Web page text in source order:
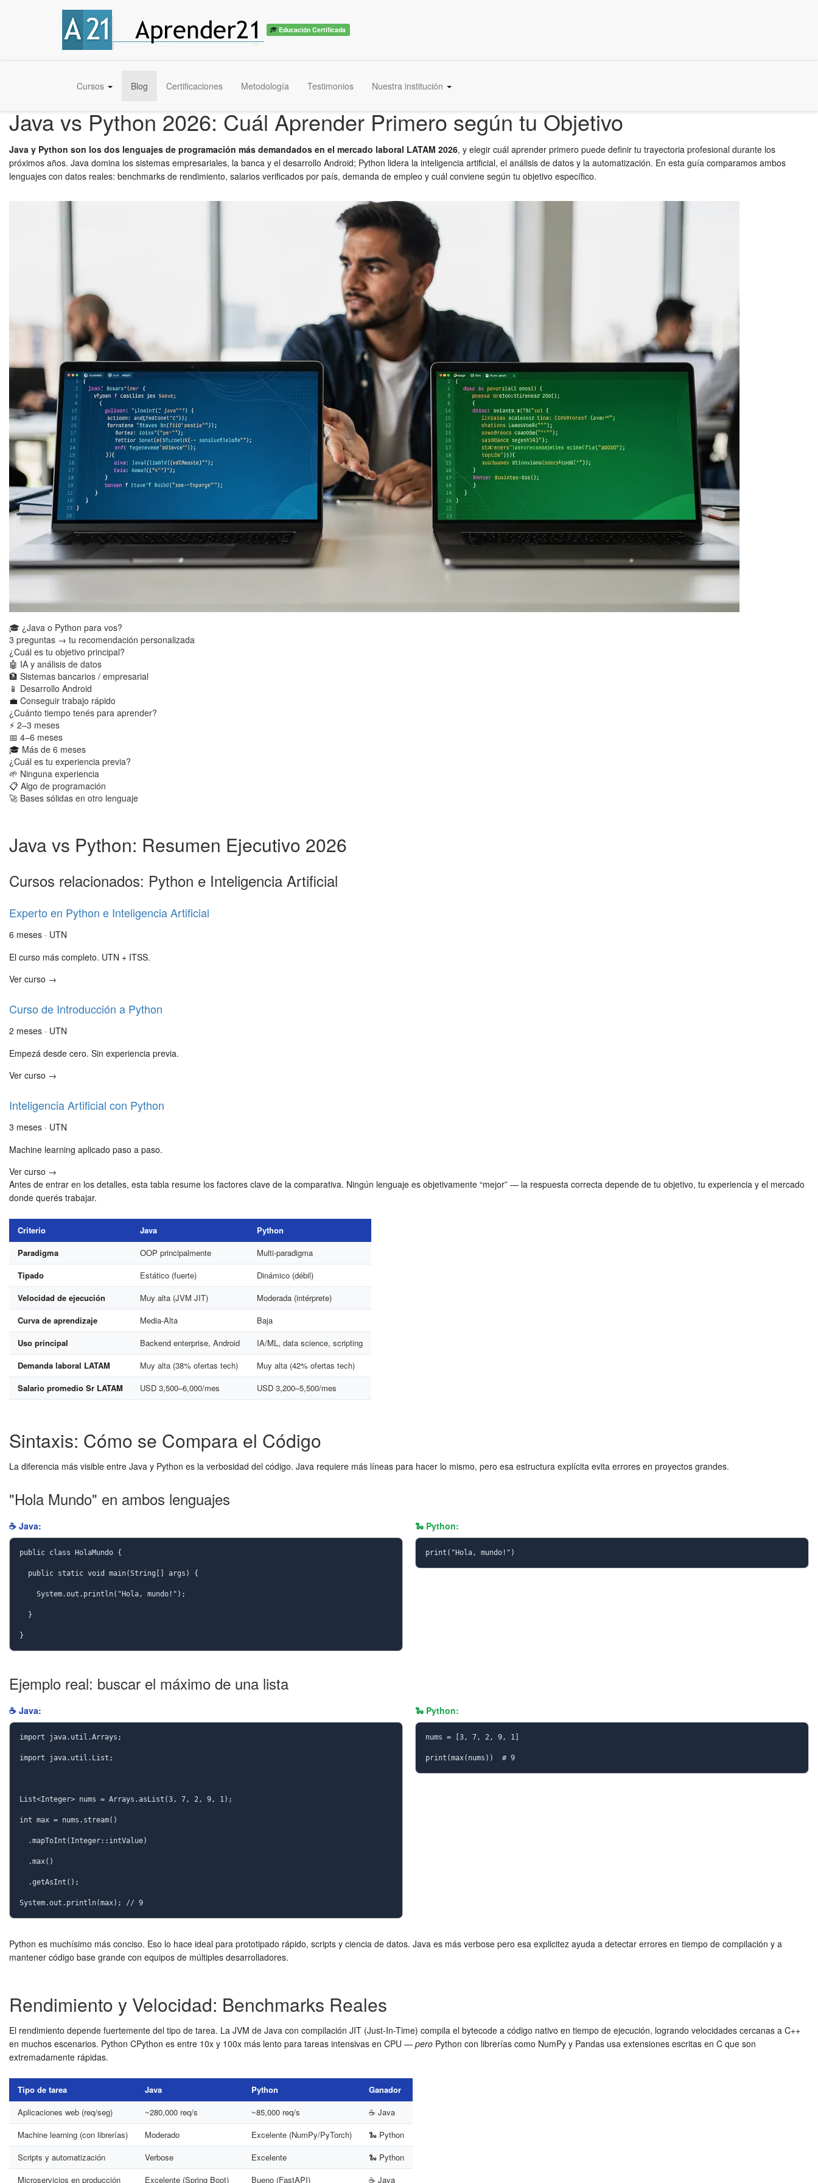
Educación Certificada
Cursos Blog Certificaciones Metodología Testimonios Nuestra institución
Java vs Python 2026: Cuál Aprender Primero según tu Objetivo
Java y Python son los dos lenguajes de programación más demandados en el mercado laboral LATAM 2026, y elegir cuál aprender primero puede definir tu trayectoria profesional durante los
próximos años. Java domina los sistemas empresariales, la banca y el desarrollo Android; Python lidera la inteligencia artificial, el análisis de datos y la automatización. En esta guía comparamos ambos
lenguajes con datos reales: benchmarks de rendimiento, salarios verificados por país, demanda de empleo y cuál conviene según tu objetivo específico.
🎓 ¿Java o Python para vos?
3 preguntas → tu recomendación personalizada
¿Cuál es tu objetivo principal?
🤖 IA y análisis de datos
🏦 Sistemas bancarios / empresarial
📱 Desarrollo Android
💼 Conseguir trabajo rápido
¿Cuánto tiempo tenés para aprender?
⚡ 2–3 meses
📅 4–6 meses
🎓 Más de 6 meses
¿Cuál es tu experiencia previa?
🌱 Ninguna experiencia
📋 Algo de programación
🚀 Bases sólidas en otro lenguaje
Java vs Python: Resumen Ejecutivo 2026
Cursos relacionados: Python e Inteligencia Artificial
Experto en Python e Inteligencia Artificial
6 meses · UTN
El curso más completo. UTN + ITSS.
Ver curso →
Curso de Introducción a Python
2 meses · UTN
Empezá desde cero. Sin experiencia previa.
Ver curso →
Inteligencia Artificial con Python
3 meses · UTN
Machine learning aplicado paso a paso.
Ver curso →
Antes de entrar en los detalles, esta tabla resume los factores clave de la comparativa. Ningún lenguaje es objetivamente “mejor” — la respuesta correcta depende de tu objetivo, tu experiencia y el mercado
donde querés trabajar.
Criterio Java
Python
Paradigma
OOP principalmente
Multi-paradigma
Tipado
Estático (fuerte)
Dinámico (débil)
Velocidad de ejecución
Muy alta (JVM JIT)
Moderada (intérprete)
Curva de aprendizaje
Media-Alta
Baja
Uso principal
Backend enterprise, Android
IA/ML, data science, scripting
Demanda laboral LATAM
Muy alta (38% ofertas tech)
Muy alta (42% ofertas tech)
Salario promedio Sr LATAM
USD 3,500–6,000/mes USD 3,200–5,500/mes
Sintaxis: Cómo se Compara el Código
La diferencia más visible entre Java y Python es la verbosidad del código. Java requiere más líneas para hacer lo mismo, pero esa estructura explícita evita errores en proyectos grandes.
"Hola Mundo" en ambos lenguajes
☕ Java:
public class HolaMundo {
}
🐍 Python:
print("Hola, mundo!")
Ejemplo real: buscar el máximo de una lista
☕ Java:
import java.util.Arrays;
import java.util.List;
List<Integer> nums = Arrays.asList(3, 7, 2, 9, 1);
int max = nums.stream()
System.out.println(max); // 9
🐍 Python:
nums = [3, 7, 2, 9, 1]
print(max(nums))  # 9
Python es muchísimo más conciso. Eso lo hace ideal para prototipado rápido, scripts y ciencia de datos. Java es más verbose pero esa explicitez ayuda a detectar errores en tiempo de compilación y a
mantener código base grande con equipos de múltiples desarrolladores.
Rendimiento y Velocidad: Benchmarks Reales
El rendimiento depende fuertemente del tipo de tarea. La JVM de Java con compilación JIT (Just-In-Time) compila el bytecode a código nativo en tiempo de ejecución, logrando velocidades cercanas a C++
en muchos escenarios. Python CPython es entre 10x y 100x más lento para tareas intensivas en CPU — pero Python con librerías como NumPy y Pandas usa extensiones escritas en C que son
extremadamente rápidas.
Tipo de tarea Java Python
Ganador
Aplicaciones web (req/seg)
~280,000 req/s ~85,000 req/s
☕ Java
Machine learning (con librerías)
Moderado Excelente (NumPy/PyTorch)
🐍 Python
Scripts y automatización
Verbose Excelente
🐍 Python
Microservicios en producción
Excelente (Spring Boot) Bueno (FastAPI) ☕ Java